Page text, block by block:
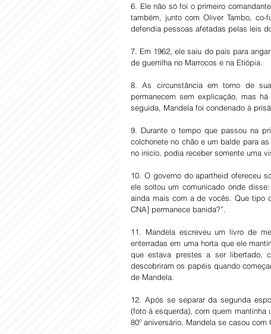
6. Ele não só foi o primeiro
também, junto com Oliver Tambo,
defendia pessoas afetadas pelas leis
7. Em 1962, ele saiu do país para
de guerrilha no Marrocos e na Etiópia.
8. As circunstância em torno de
permanecem sem explicação, mas
seguida, Mandela foi condenado à
9. Durante o tempo que passou na
colchonete no chão e um balde para
no início, podia receber somente uma
10. O governo do apartheid ofereceu
ele soltou um comunicado onde
ainda mais com a de vocês. Que tipo
CNA] permanece banida?”.
11. Mandela escreveu um livro de
enterradas em uma horta que ele
que estava prestes a ser libertado,
descobriram os papéis quando
de Mandela.
12. Após se separar da segunda
(foto à esquerda), com quem mantinha
80º aniversário, Mandela se casou